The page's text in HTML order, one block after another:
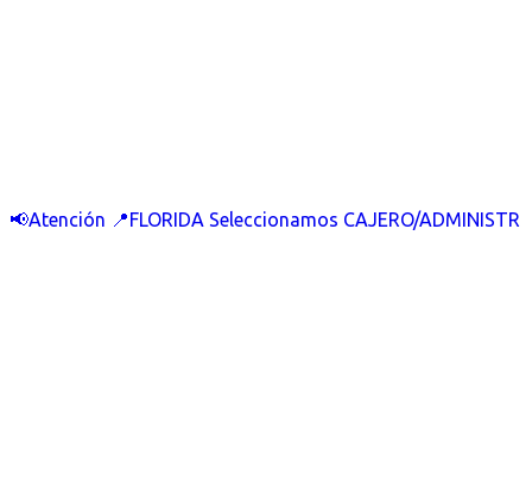
📢Atención 📍FLORIDA Seleccionamos CAJERO/ADMINISTR